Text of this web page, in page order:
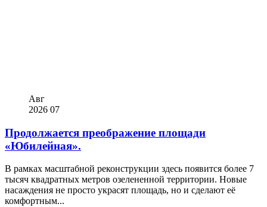
Авг
2026 07
Продолжается преображение площади
«Юбилейная».
В рамках масштабной реконструкции здесь появится более 7
тысяч квадратных метров озелененной территории. Новые
насаждения не просто украсят площадь, но и сделают её
комфортным...